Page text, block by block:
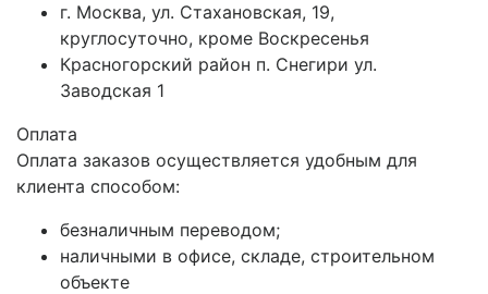
г. Москва, ул. Стахановская, 19,
круглосуточно, кроме Воскресенья
Красногорский район п. Снегири ул.
Заводская 1
Оплата
Оплата заказов осуществляется удобным для
клиента способом:
безналичным переводом;
наличными в офисе, складе, строительном
объекте